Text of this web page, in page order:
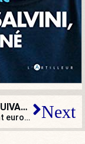
ARTICLE SUIVANT
Le Parlement européen vote à 453 voix contre 119 la prolongation du passe sanitaire européen Next